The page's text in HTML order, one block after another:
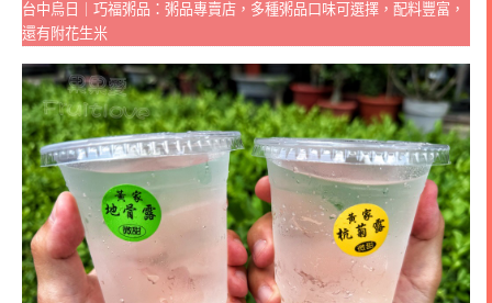
台中烏日｜巧福粥品：粥品專賣店，多種粥品口味可選擇，配料豐富，
還有附花生米